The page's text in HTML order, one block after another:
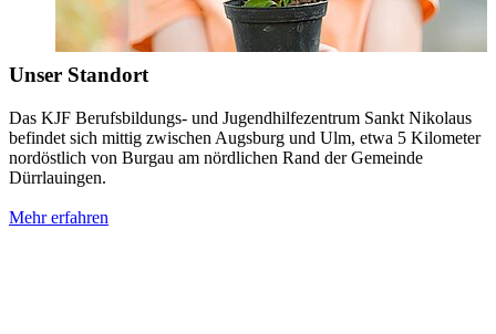
Unser Standort
Das KJF Berufsbildungs- und Jugendhilfezentrum Sankt Nikolaus
befindet sich mittig zwischen Augsburg und Ulm, etwa 5 Kilometer
nordöstlich von Burgau am nördlichen Rand der Gemeinde
Dürrlauingen.
Mehr erfahren